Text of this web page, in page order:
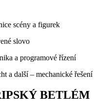
scény a figurek
slovo
a programové řízení
a další – mechanické řešení
BETLÉM